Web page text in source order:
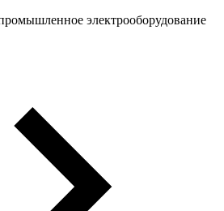
электрооборудование